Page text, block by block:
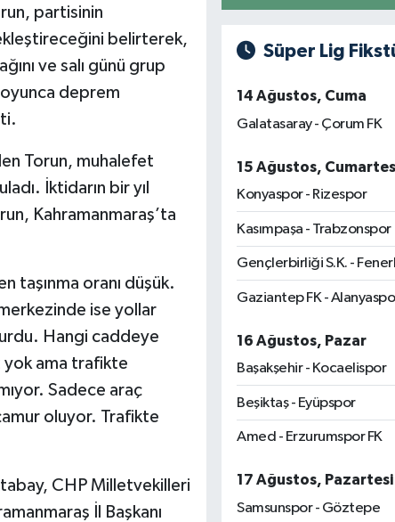
partisinin
belirterek,
ve salı günü grup
deprem
Torun, muhalefet
İktidarın bir yıl
Kahramanmaraş’ta
taşınma oranı düşük.
ise yollar
Hangi caddeye
yok ama trafikte
Sadece araç
oluyor. Trafikte
CHP Milletvekilleri
İl Başkanı
Süper Lig
14 Ağustos, Cuma
Galatasaray - Çorum FK
15 Ağustos,
Konyaspor - Rizespor
Kasımpaşa - Trabzonspor
Gençlerbirliği S.K. -
Gaziantep FK -
16 Ağustos, Pazar
Başakşehir - Kocaelispor
Beşiktaş - Eyüpspor
Amed - Erzurumspor FK
17 Ağustos, Pazartesi
Samsunspor - Göztepe